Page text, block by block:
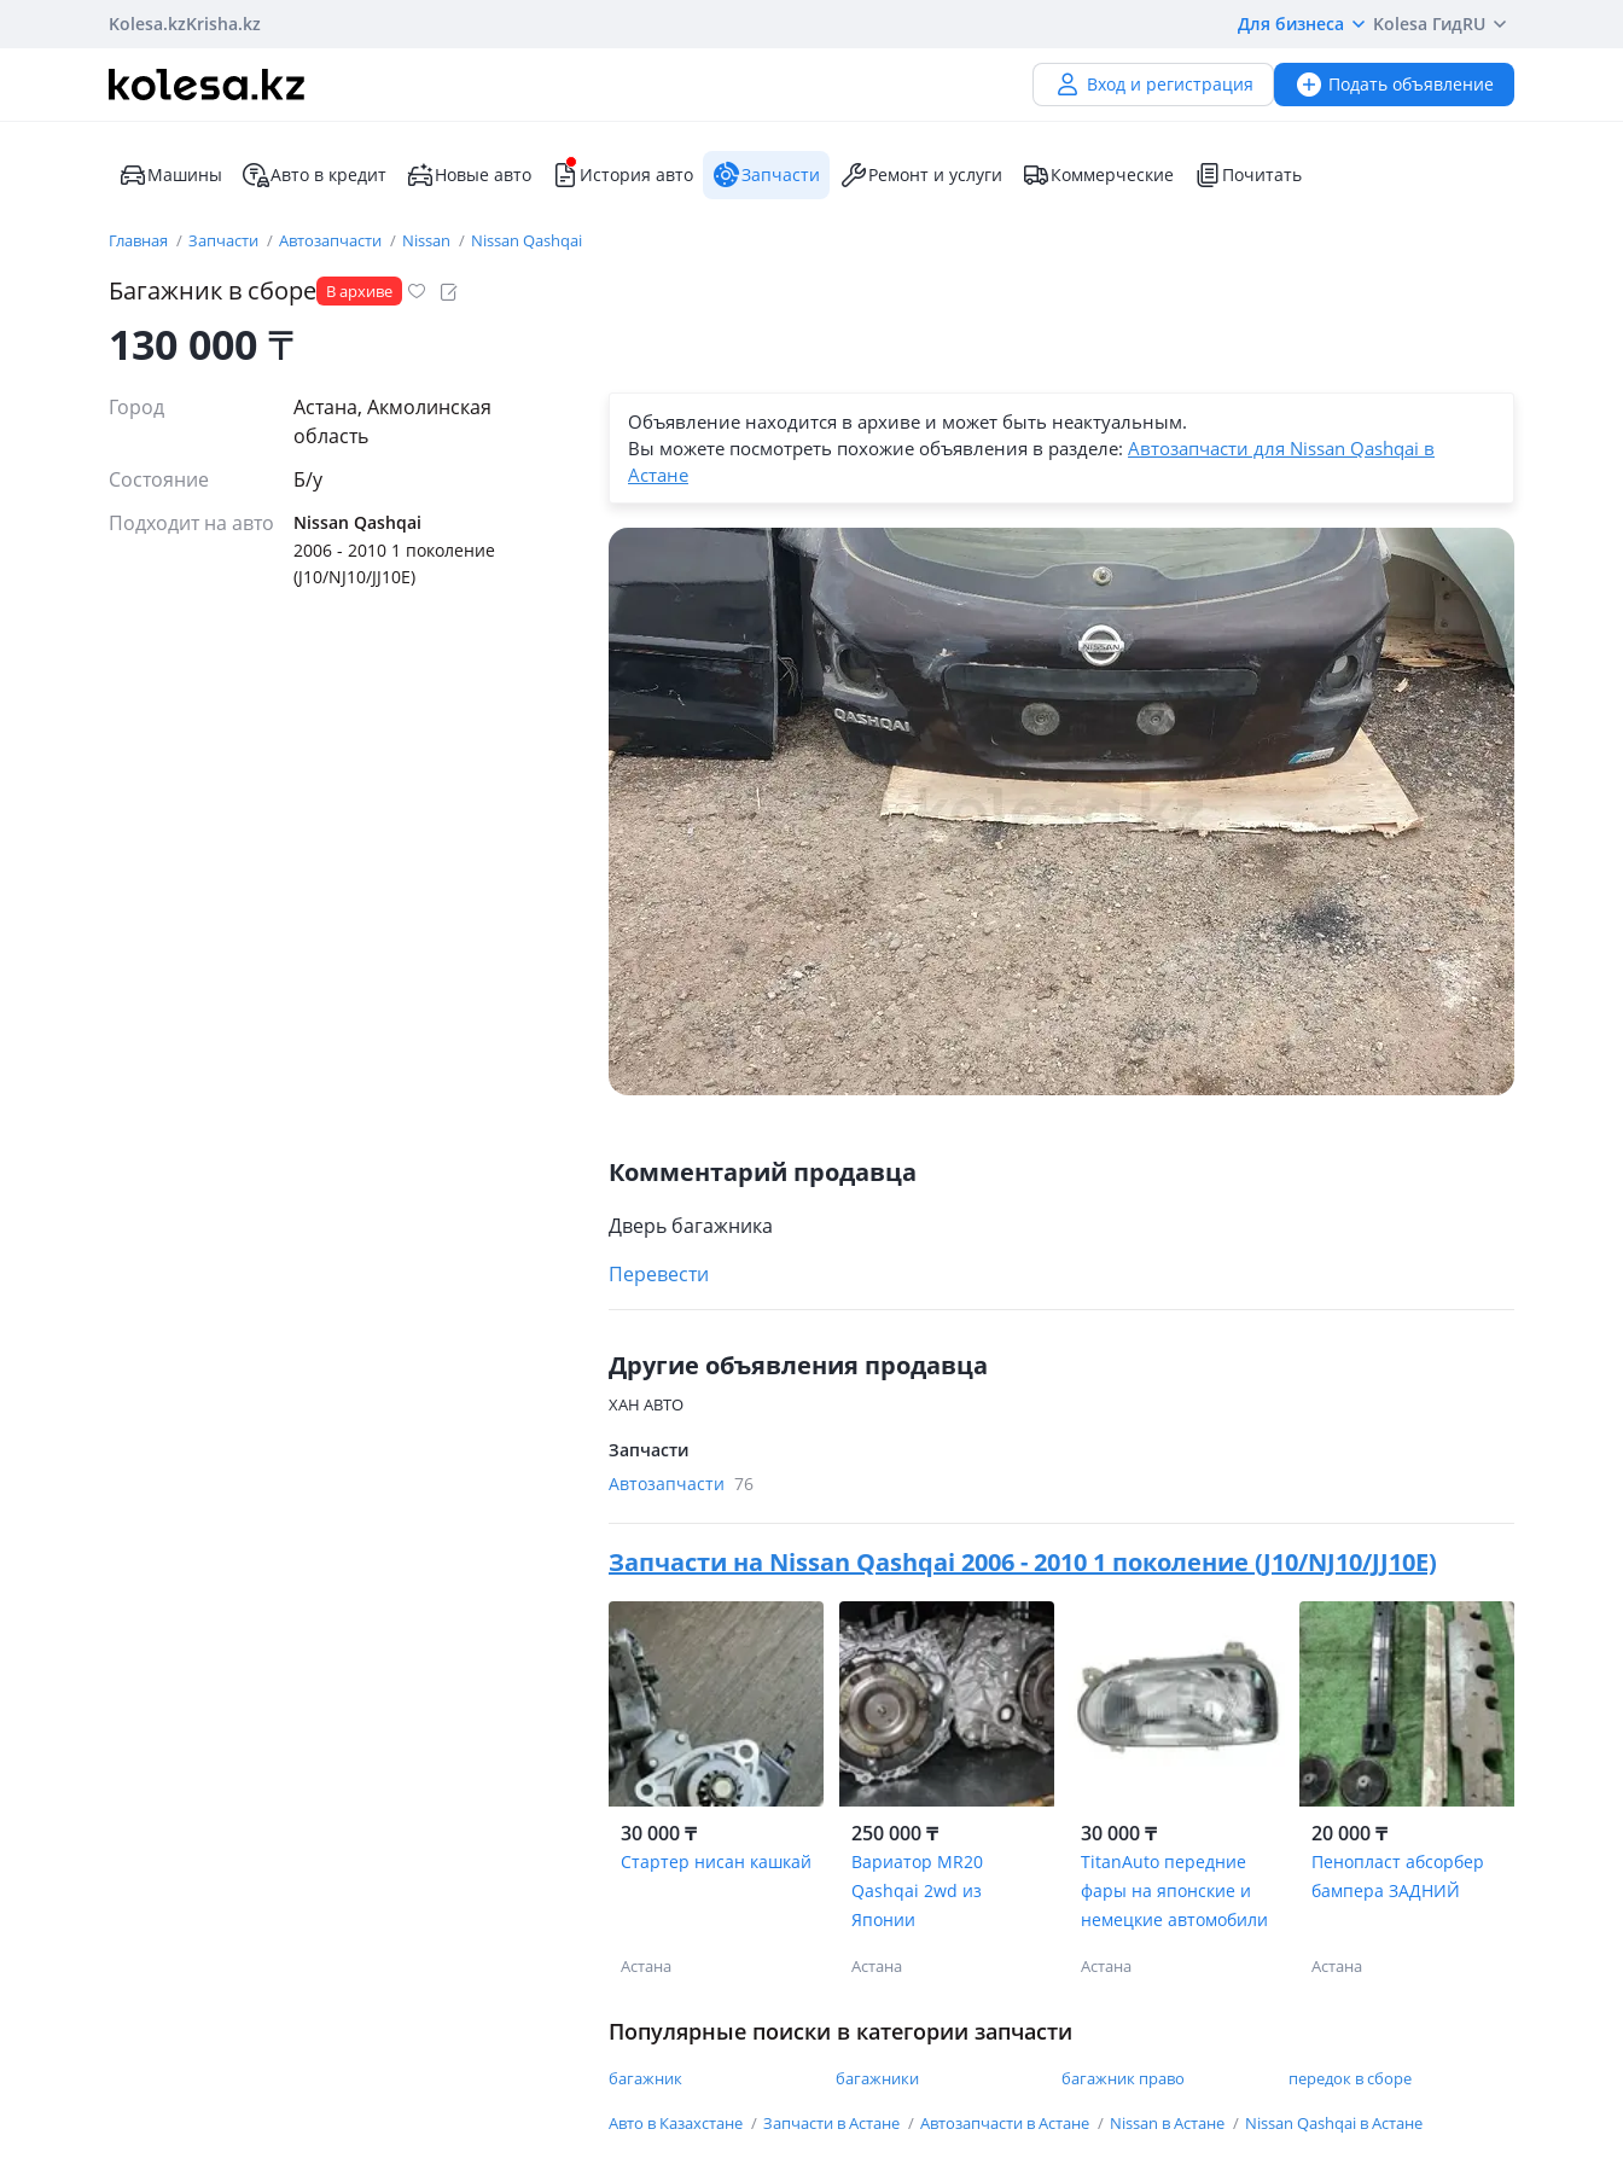
Kolesa.kzKrisha.kz Для бизнеса Kolesa ГидRU
Вход и регистрация Подать объявление
Машины Авто в кредит Новые авто История авто Запчасти Ремонт и услуги Коммерческие Почитать
Главная Запчасти Автозапчасти Nissan Nissan Qashqai
Багажник в сборе В архиве
130 000₸
Город
Астана, Акмолинская
область
Состояние
Б/y
Подходит на авто
Nissan Qashqai
2006 - 2010 1 поколение
(J10/NJ10/JJ10E)
Объявление находится в архиве и может быть неактуальным.
Вы можете посмотреть похожие объявления в разделе: Автозапчасти для Nissan Qashqai в
Астане
Комментарий продавца
Дверь багажника
Перевести
Другие объявления продавца
ХАН АВТО
Запчасти
Автозапчасти 76
Запчасти на Nissan Qashqai 2006 - 2010 1 поколение (J10/NJ10/JJ10E)
30 000 ₸
Стартер нисан кашкай
Астана
250 000 ₸
Вариатор MR20
Qashqai 2wd из
Японии
Астана
30 000 ₸
TitanAuto передние
фары на японские и
немецкие автомобили
Астана
20 000 ₸
Пенопласт абсорбер
бампера ЗАДНИЙ
Астана
Популярные поиски в категории запчасти
багажник багажники багажник право передок в сборе
Авто в Казахстане Запчасти в Астане Автозапчасти в Астане Nissan в Астане Nissan Qashqai в Астане